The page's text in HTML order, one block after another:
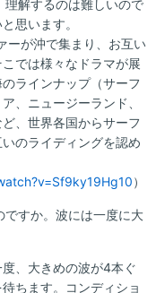
理解するのは難しいので
思います。
が沖で集まり、お互い
では様々なドラマが展
ラインナップ（サーフ
、ニュージーランド、
、世界各国からサーフ
のライディングを認め
）
ですか。波には一度に大
、大きめの波が4本ぐ
ちます。コンディショ